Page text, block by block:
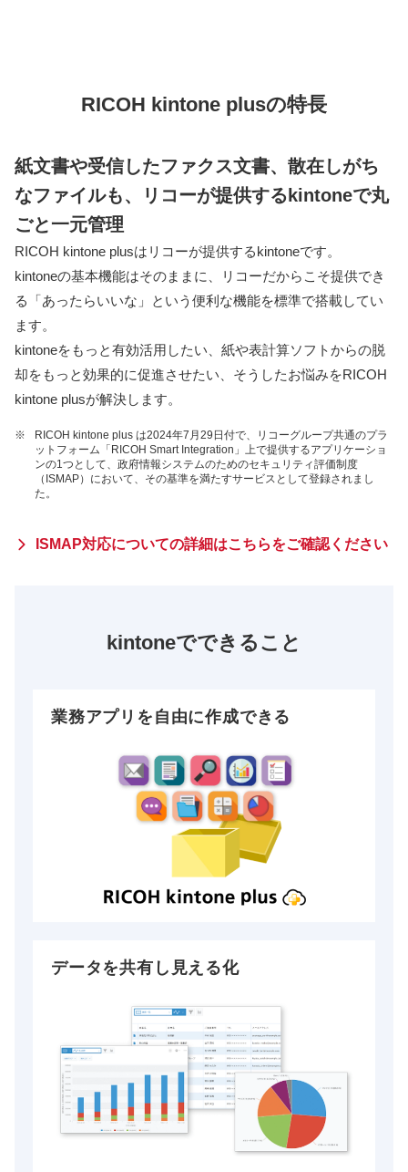
RICOH kintone plusの特⻑
紙⽂書や受信したファクス⽂書、散在しがち
なファイルも、リコーが提供するkintoneで丸
ごと⼀元管理
RICOH kintone plusはリコーが提供するkintoneです。
kintoneの基本機能はそのままに、リコーだからこそ提供でき
る「あったらいいな」という便利な機能を標準で搭載してい
ます。
kintoneをもっと有効活⽤したい、紙や表計算ソフトからの脱
却をもっと効果的に促進させたい、そうしたお悩みをRICOH
kintone plusが解決します。
※
RICOH kintone plus は2024年7月29日付で、リコーグループ共通のプラ
ットフォーム「RICOH Smart Integration」上で提供するアプリケーショ
ンの1つとして、政府情報システムのためのセキュリティ評価制度
（ISMAP）において、その基準を満たすサービスとして登録されまし
た。
ISMAP対応についての詳細はこちらをご確認ください
kintoneでできること
業務アプリを自由に作成できる
データを共有し見える化